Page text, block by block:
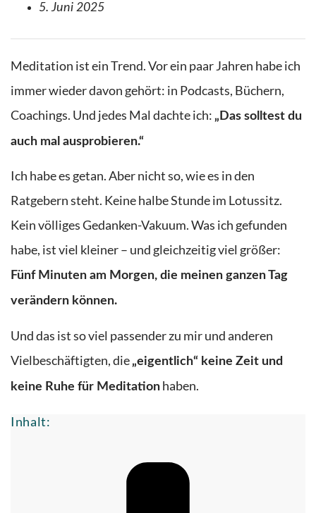
5. Juni 2025
Meditation ist ein Trend. Vor ein paar Jahren habe ich
immer wieder davon gehört: in Podcasts, Büchern,
Coachings. Und jedes Mal dachte ich: „Das solltest du
auch mal ausprobieren.“
Ich habe es getan. Aber nicht so, wie es in den
Ratgebern steht. Keine halbe Stunde im Lotussitz.
Kein völliges Gedanken-Vakuum. Was ich gefunden
habe, ist viel kleiner – und gleichzeitig viel größer:
Fünf Minuten am Morgen, die meinen ganzen Tag
verändern können.
Und das ist so viel passender zu mir und anderen
Vielbeschäftigten, die „eigentlich“ keine Zeit und
keine Ruhe für Meditation haben.
Inhalt: